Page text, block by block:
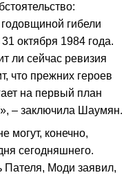
гибели
октября 1984 года.
ли сейчас ревизия
что прежних героев
на первый план
– заключила Шаумян.
могут, конечно,
сегодняшнего.
Пателя, Моди заявил,